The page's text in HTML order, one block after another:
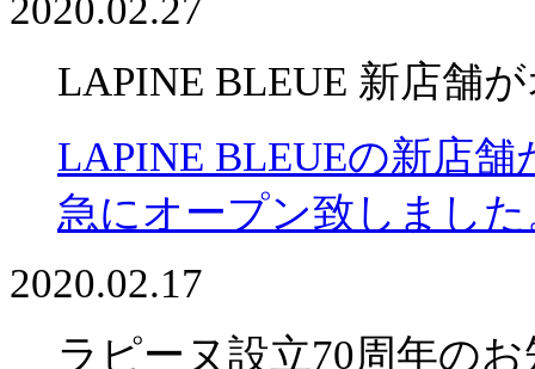
2020.02.27
LAPINE BLEUE 新店舗
LAPINE BLEUEの新店舗
急にオープン致しまし
2020.02.17
ラピーヌ設立70周年の